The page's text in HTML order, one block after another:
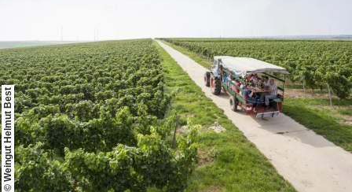
Kultur & Events
Buchen & Service
© Weingut Helmut Best